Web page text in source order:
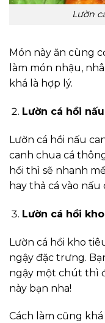
Lườn
Món này ăn cùng
làm món nhậu,
khá là hợp lý.
Lườn cá hồi
Lườn cá hồi nấu
canh chua cá
hồi thì sẽ nhanh
hay thả cá vào
Lườn cá hồi
Lườn cá hồi kho
ngậy đặc trưng.
ngậy một chút thì
này bạn nha!
Cách làm cũng